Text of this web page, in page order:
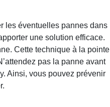
les éventuelles pannes dans
une solution efficace.
Cette technique à la pointe
pas la panne avant
Ainsi, vous pouvez prévenir